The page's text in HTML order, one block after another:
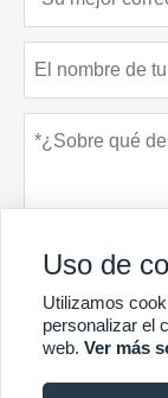
presentar
Uso de
Utilizamos
personalizar el
web. Ver más